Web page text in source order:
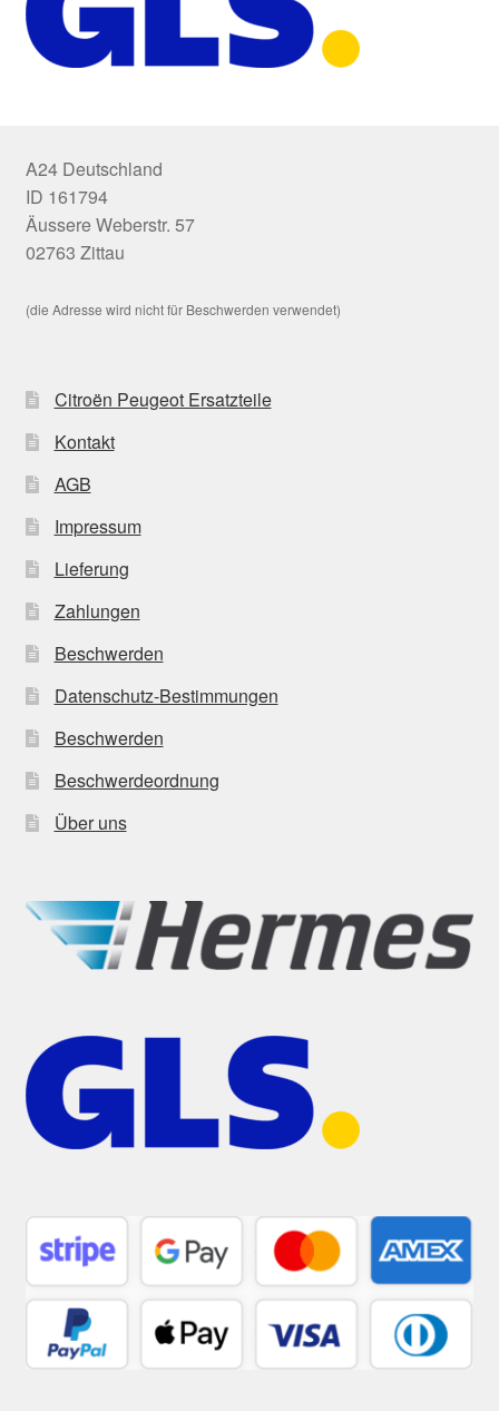
A24 Deutschland
ID 161794
Äussere Weberstr. 57
02763 Zittau
(die Adresse wird nicht für Beschwerden verwendet)
Citroën Peugeot Ersatzteile
Kontakt
AGB
Impressum
Lieferung
Zahlungen
Beschwerden
Datenschutz-Bestimmungen
Beschwerden
Beschwerdeordnung
Über uns